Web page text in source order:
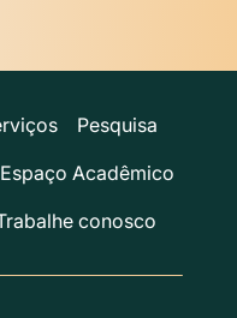
Pesquisa
Espaço Acadêmico
conosco